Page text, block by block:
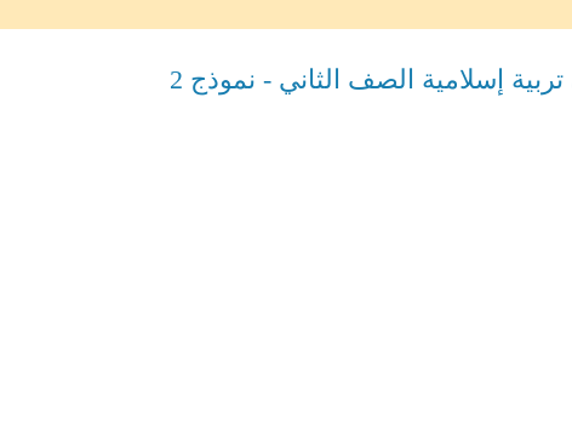
إسلامية الصف الثاني - نموذج 2